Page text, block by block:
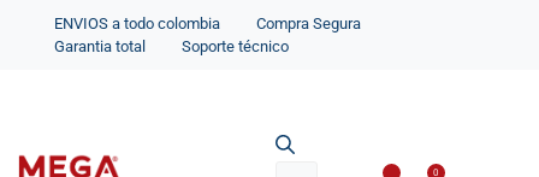
ENVIOS a todo colombia
Compra Segura
Garantia total
Soporte técnico
0